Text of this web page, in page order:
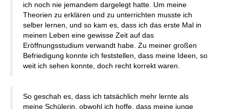
ich noch nie jemandem dargelegt hatte. Um meine
Theorien zu erklären und zu unterrichten musste ich
selber lernen, und so kam es, dass ich das erste Mal in
meinen Leben eine gewisse Zeit auf das
Eröffnungsstudium verwandt habe. Zu meiner großen
Befriedigung konnte ich feststellen, dass meine Ideen, so
weit ich sehen konnte, doch recht korrekt waren.
So geschah es, dass ich tatsächlich mehr lernte als
meine Schülerin, obwohl ich hoffe, dass meine junge